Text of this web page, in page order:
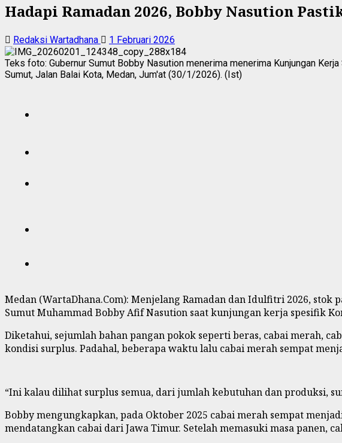
Hadapi Ramadan 2026, Bobby Nasution
Redaksi Wartadhana 1 Februari 2026
Teks foto: Gubernur Sumut Bobby Nasution menerima menerima Kunjungan
Sumut, Jalan Balai Kota, Medan, Jum'at (30/1/2026). (Ist)
Medan (WartaDhana.Com): Menjelang Ramadan dan Idulfitri 2026,
Sumut Muhammad Bobby Afif Nasution saat kunjungan kerja spesifik
Diketahui, sejumlah bahan pangan pokok seperti beras, cabai merah,
kondisi surplus. Padahal, beberapa waktu lalu cabai merah sempat
“Ini kalau dilihat surplus semua, dari jumlah kebutuhan dan produksi,
Bobby mengungkapkan, pada Oktober 2025 cabai merah sempat
mendatangkan cabai dari Jawa Timur. Setelah memasuki masa panen,